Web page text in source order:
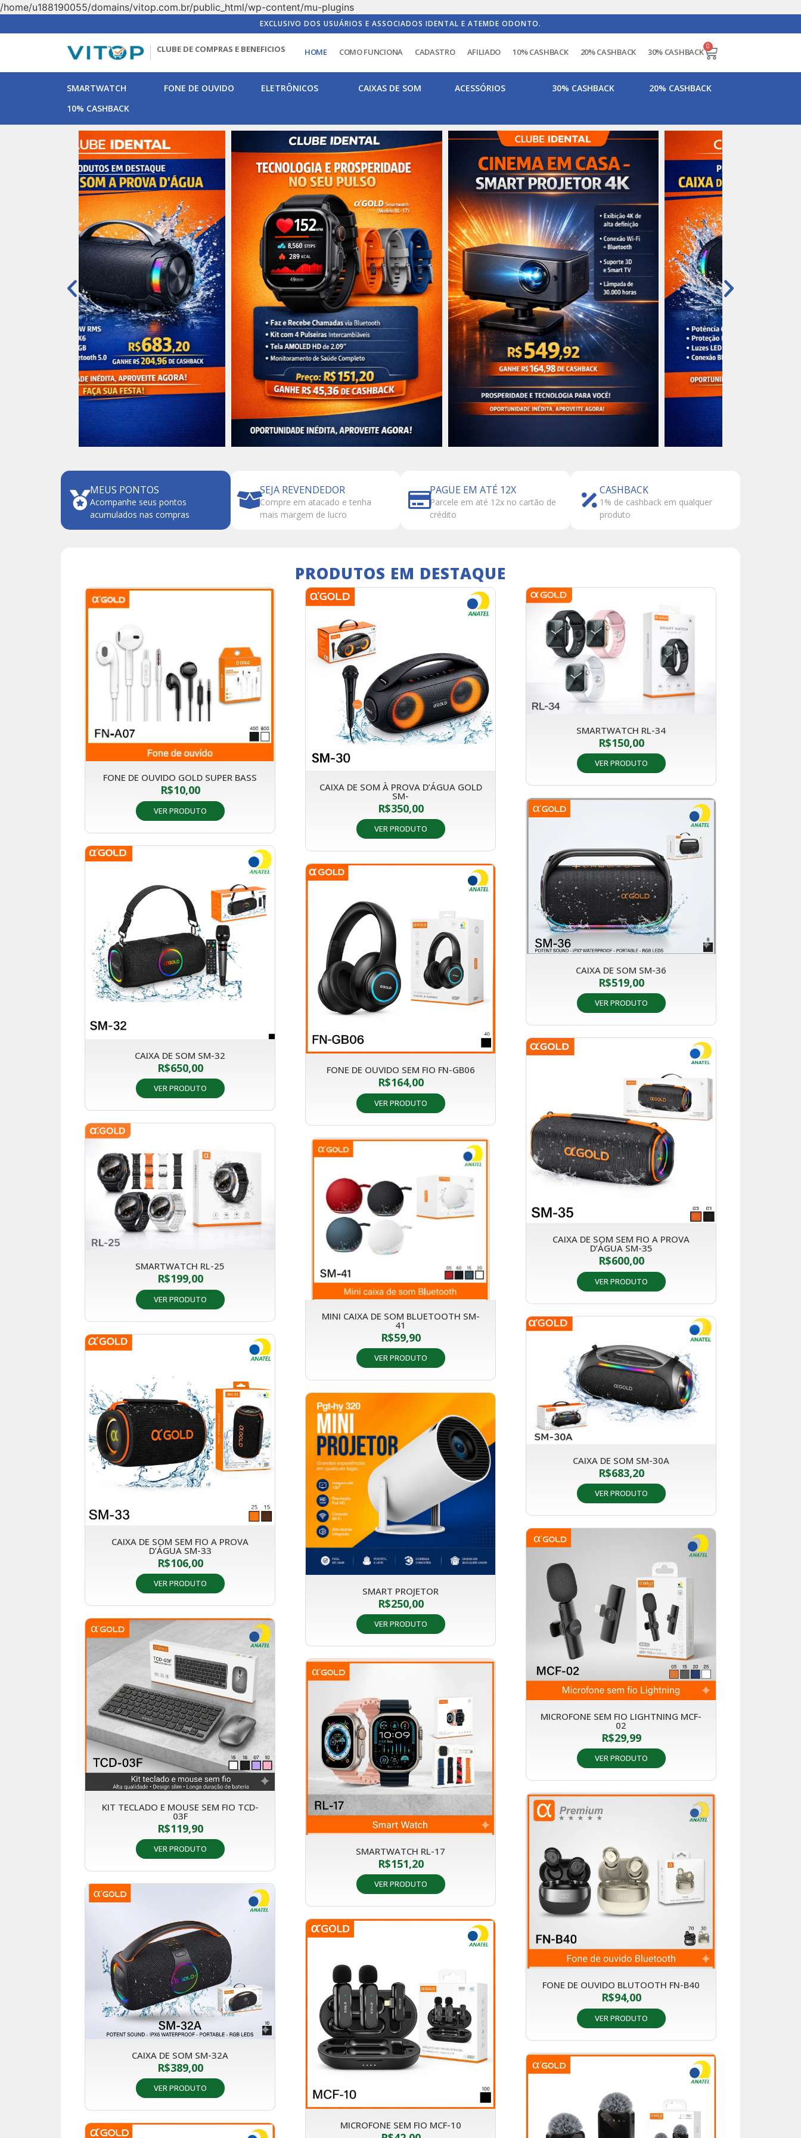
/home/u188190055/domains/vitop.com.br/public_html/wp-content/mu-plugins
EXCLUSIVO DOS USUÁRIOS E ASSOCIADOS IDENTAL E ATEMDE ODONTO.
CLUBE DE COMPRAS E BENEFICIOS HOME COMO FUNCIONA CADASTRO AFILIADO 10% CASHBACK 20% CASHBACK 30% CASHBACK
0
SMARTWATCH FONE DE OUVIDO ELETRÔNICOS CAIXAS DE SOM ACESSÓRIOS 30% CASHBACK
20% CASHBACK
10% CASHBACK
MEUS PONTOS
Acompanhe seus pontos
acumulados nas compras
SEJA REVENDEDOR
Compre em atacado e tenha
mais margem de lucro
PAGUE EM ATÉ 12X
Parcele em até 12x no cartão de
crédito
CASHBACK
1% de cashback em qualquer
produto
PRODUTOS EM DESTAQUE
FONE DE OUVIDO GOLD SUPER BASS
R$10,00
VER PRODUTO
CAIXA DE SOM À PROVA D’ÁGUA GOLD
SM-
R$350,00
VER PRODUTO
SMARTWATCH RL-34
R$150,00
VER PRODUTO
CAIXA DE SOM SM-32
R$650,00
VER PRODUTO
FONE DE OUVIDO SEM FIO FN-GB06
R$164,00
VER PRODUTO
CAIXA DE SOM SM-36
R$519,00
VER PRODUTO
SMARTWATCH RL-25
R$199,00
VER PRODUTO
MINI CAIXA DE SOM BLUETOOTH SM-
41
R$59,90
VER PRODUTO
CAIXA DE SOM SEM FIO A PROVA
D’ÁGUA SM-35
R$600,00
VER PRODUTO
CAIXA DE SOM SEM FIO A PROVA
D’ÁGUA SM-33
R$106,00
VER PRODUTO
SMART PROJETOR
R$250,00
VER PRODUTO
CAIXA DE SOM SM-30A
R$683,20
VER PRODUTO
KIT TECLADO E MOUSE SEM FIO TCD-
03F
R$119,90
VER PRODUTO SMARTWATCH RL-17
R$151,20
VER PRODUTO
MICROFONE SEM FIO LIGHTNING MCF-
02
R$29,99
VER PRODUTO
CAIXA DE SOM SM-32A
R$389,00
VER PRODUTO
MICROFONE SEM FIO MCF-10
FONE DE OUVIDO BLUTOOTH FN-B40
R$94,00
VER PRODUTO